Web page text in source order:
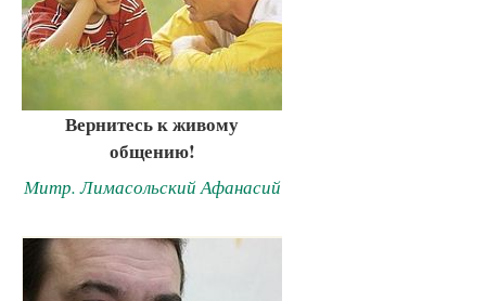
Вернитесь к живому
общению!
Митр. Лимасольский Афанасий